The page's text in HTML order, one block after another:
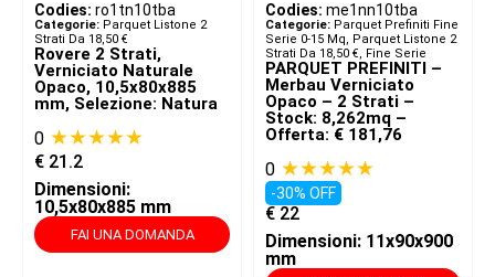
Codies: ro1tn10tba
Categorie: Parquet Listone 2
Strati Da 18,50 €
Rovere 2 Strati,
Verniciato Naturale
Opaco, 10,5x80x885
mm, Selezione: Natura
0 ★★★★★
€ 21.2
Dimensioni:
10,5x80x885 mm
FAI UNA DOMANDA
Codies: me1nn10tba
Categorie: Parquet Prefiniti Fine
Serie 0-15 Mq, Parquet Listone 2
Strati Da 18,50 €, Fine Serie
PARQUET PREFINITI –
Merbau Verniciato
Opaco – 2 Strati –
Stock: 8,262mq –
Offerta: € 181,76
0 ★★★★★
-30% OFF
€ 22
Dimensioni: 11x90x900
mm